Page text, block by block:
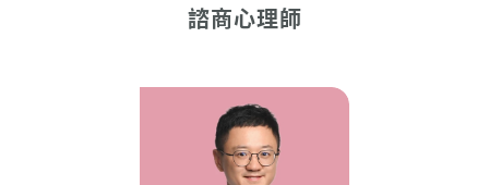
諮商心理師